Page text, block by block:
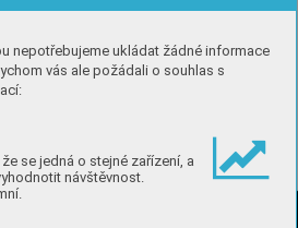
nepotřebujeme ukládat žádné informace
vás ale požádali o souhlas s
se jedná o stejné zařízení, a
návštěvnost.